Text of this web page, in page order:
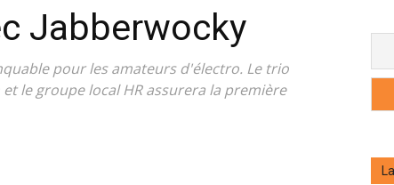
Jabberwocky
pour les amateurs d'électro. Le trio
le groupe local HR assurera la première